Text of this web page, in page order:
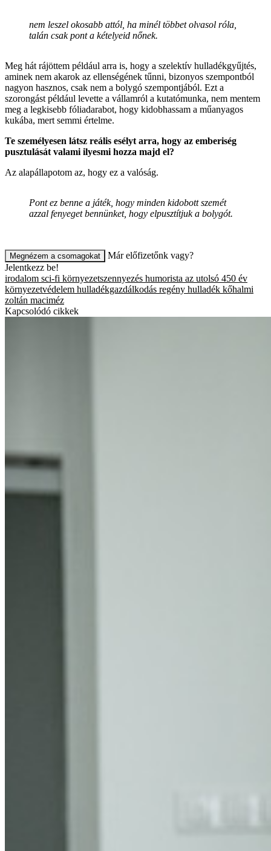
nem leszel okosabb attól, ha minél többet olvasol róla,
talán csak pont a kételyeid nőnek.
Meg hát rájöttem például arra is, hogy a szelektív hulladékgyűjtés,
aminek nem akarok az ellenségének tűnni, bizonyos szempontból
nagyon hasznos, csak nem a bolygó szempontjából. Ezt a
szorongást például levette a vállamról a kutatómunka, nem mentem
meg a legkisebb fóliadarabot, hogy kidobhassam a műanyagos
kukába, mert semmi értelme.
Te személyesen látsz reális esélyt arra, hogy az emberiség
pusztulását valami ilyesmi hozza majd el?
Az alapállapotom az, hogy ez a valóság.
Pont ez benne a játék, hogy minden kidobott szemét
azzal fenyeget bennünket, hogy elpusztítjuk a bolygót.
Megnézem a csomagokat
Már előfizetőnk vagy?
Jelentkezz be!
irodalom sci-fi környezetszennyezés humorista az utolsó 450 év
környezetvédelem hulladékgazdálkodás regény hulladék kőhalmi
zoltán maciméz
Kapcsolódó cikkek